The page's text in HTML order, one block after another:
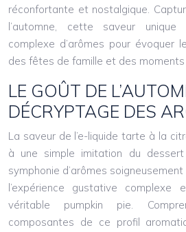
réconfortante et nostalgique.
l’automne, cette saveur unique
complexe d’arômes pour évoquer
des fêtes de famille et des
LE GOÛT DE
DÉCRYPTAGE DES
La saveur de l’e-liquide tarte à la
à une simple imitation du dessert
symphonie d’arômes
l’expérience gustative
véritable pumpkin pie.
composantes de ce profil